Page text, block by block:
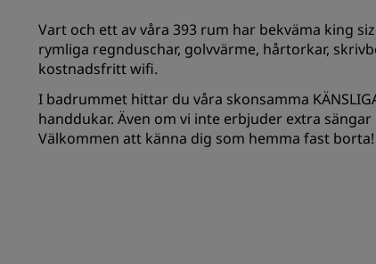
Måltider
Digitala tjänster
Vart och ett av våra 393 rum har bekväma king
rymliga regnduschar, golvvärme, hårtorkar,
kostnadsfritt wifi.
I badrummet hittar du våra skonsamma
handdukar. Även om vi inte erbjuder extra
Välkommen att känna dig som hemma fast borta!